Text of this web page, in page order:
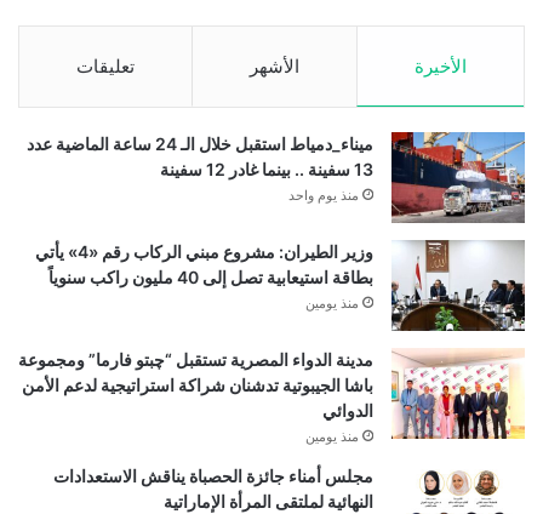
الأخيرة الأشهر تعليقات
ميناء_دمياط استقبل خلال الـ 24 ساعة الماضية عدد
13 سفينة .. بينما غادر 12 سفينة
منذ يوم واحد
وزير الطيران: مشروع مبني الركاب رقم «4» يأتي
بطاقة استيعابية تصل إلى 40 مليون راكب سنوياً
منذ يومين
مدينة الدواء المصرية تستقبل “چبتو فارما” ومجموعة
باشا الجيبوتية تدشنان شراكة استراتيجية لدعم الأمن
الدوائي
منذ يومين
مجلس أمناء جائزة الحصباة يناقش الاستعدادات
النهائية لملتقى المرأة الإماراتية